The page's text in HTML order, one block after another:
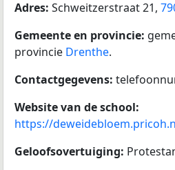
Adres: Schweitzerstraat 21,
Gemeente en provincie:
provincie Drenthe.
Contactgegevens:
Website van de school:
https://
Geloofsovertuiging: